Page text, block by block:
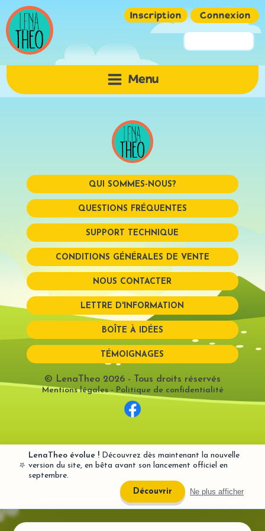
Inscription Connexion
Mot de passe
Mémoriser
Mot de passe perdu?
Menu
QUI SOMMES-NOUS?
QUESTIONS FRÉQUENTES
SUPPORT TECHNIQUE
CONDITIONS GÉNÉRALES DE VENTE
NOUS CONTACTER
LETTRE D'INFORMATION
BOÎTE À IDÉES
TÉMOIGNAGES
© LenaTheo 2026 - Tous droits réservés
Mentions légales-Politique de confidentialité
⭐
LenaTheo évolue ! Découvrez dès maintenant la nouvelle
version du site, en bêta avant son lancement officiel en
septembre.
Découvrir
Ne plus afficher